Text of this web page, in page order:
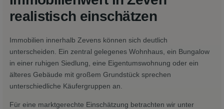
realistisch einschätzen
Immobilien innerhalb Zevens können sich deutlich
unterscheiden. Ein zentral gelegenes Wohnhaus, ein Bungalow
in einer ruhigen Siedlung, eine Eigentumswohnung oder ein
älteres Gebäude mit großem Grundstück sprechen
unterschiedliche Käufergruppen an.
Für eine marktgerechte Einschätzung betrachten wir unter